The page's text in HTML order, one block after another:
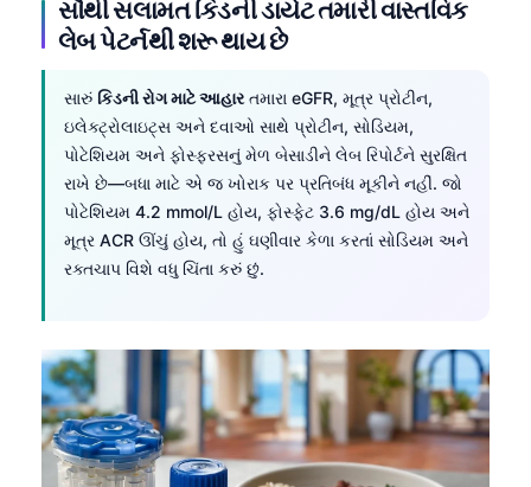
સૌથી સલામત કિડની ડાયેટ તમારી વાસ્તવિક
લેબ પેટર્નથી શરૂ થાય છે
સારું કિડની રોગ માટે આહારતમારા eGFR, મૂત્ર પ્રોટીન,
ઇલેક્ટ્રોલાઇટ્સ અને દવાઓ સાથે પ્રોટીન, સોડિયમ,
પોટેશિયમ અને ફોસ્ફરસનું મેળ બેસાડીને લેબ રિપોર્ટને સુરક્ષિત
રાખે છે—બધા માટે એ જ ખોરાક પર પ્રતિબંધ મૂકીને નહીં. જો
પોટેશિયમ 4.2 mmol/L હોય, ફોસ્ફેટ 3.6 mg/dL હોય અને
મૂત્ર ACR ઊંચું હોય, તો હું ઘણીવાર કેળા કરતાં સોડિયમ અને
રક્તચાપ વિશે વધુ ચિંતા કરું છું.